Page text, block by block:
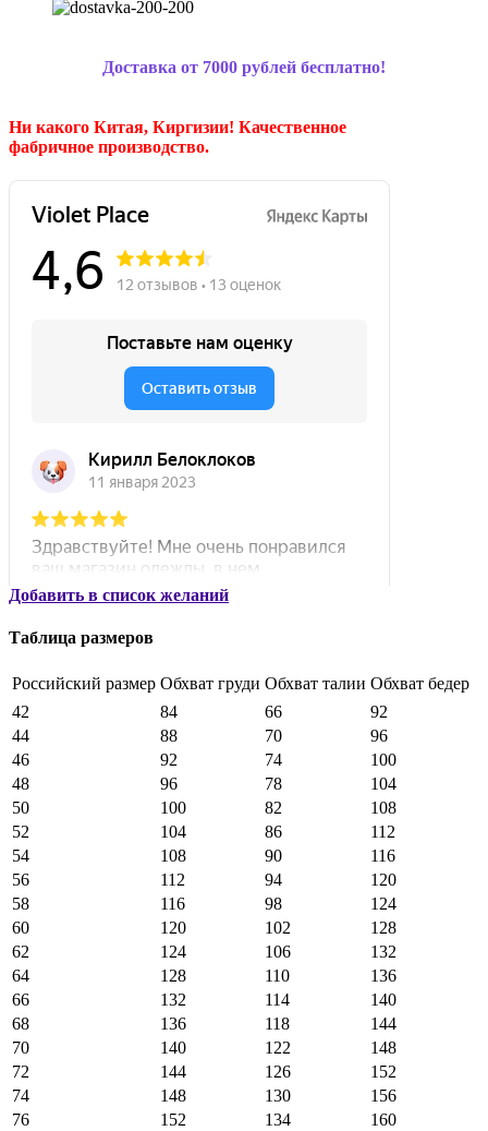
Доставка от 7000 рублей бесплатно!
Ни какого Китая, Киргизии! Качественное
фабричное производство.
Добавить в список желаний
Таблица размеров
Российский размер Обхват груди Обхват талии Обхват бедер
42
84 66
92
44
88 70
96
46
92 74
100
48
96 78
104
50
100 82
108
52
104 86
112
54
108 90
116
56
112 94
120
58
116 98
124
60
120 102
128
62
124 106
132
64
128 110
136
66
132 114
140
68
136 118
144
70
140 122
148
72
144 126
152
74
148 130
156
76
152 134
160